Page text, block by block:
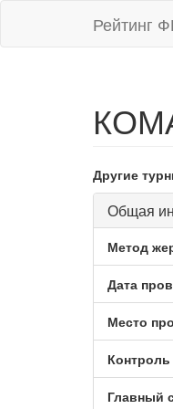
Рейтинг
Другие
Общая
Метод
Дата
Место
Главный